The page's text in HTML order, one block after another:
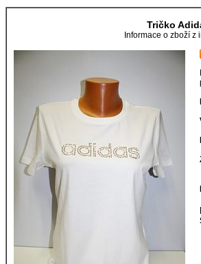
Tričko
Informace o zboží z